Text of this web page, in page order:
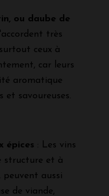
ou daube de
très
ceux à
car leurs
aromatique
et savoureuses.
épices : Les vins
structure et à
peuvent aussi
de viande,